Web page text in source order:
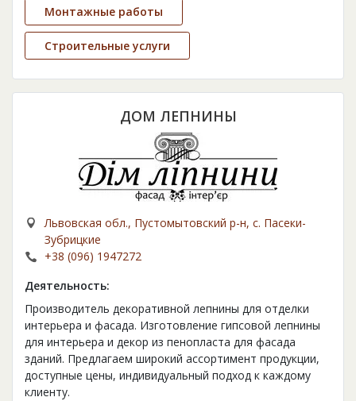
Монтажные работы
Строительные услуги
ДОМ ЛЕПНИНЫ
Львовская обл., Пустомытовский р-н, с. Пасеки-
Зубрицкие
+38 (096) 1947272
Деятельность:
Производитель декоративной лепнины для отделки
интерьера и фасада. Изготовление гипсовой лепнины
для интерьера и декор из пенопласта для фасада
зданий. Предлагаем широкий ассортимент продукции,
доступные цены, индивидуальный подход к каждому
клиенту.